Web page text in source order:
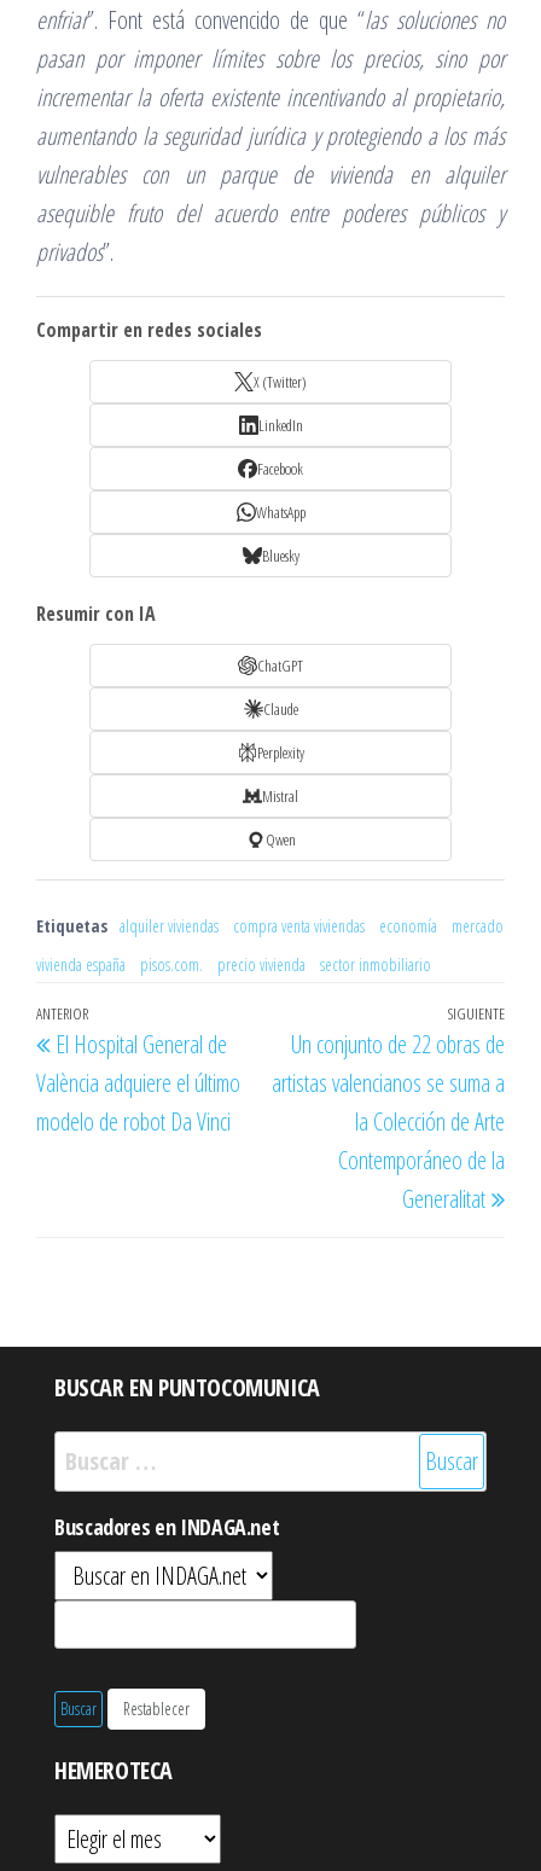
enfriar”. Font está convencido de que “las soluciones no
pasan por imponer límites sobre los precios, sino por
incrementar la oferta existente incentivando al propietario,
aumentando la seguridad jurídica y protegiendo a los más
vulnerables con un parque de vivienda en alquiler
asequible fruto del acuerdo entre poderes públicos y
privados”.
Compartir en redes sociales
X (Twitter)
LinkedIn
Facebook
WhatsApp
Bluesky
Resumir con IA
ChatGPT
Claude
Perplexity
Mistral
Qwen
Etiquetas alquiler viviendas compra venta viviendas economía
mercado
vivienda españa
pisos.com. precio vivienda sector inmobiliario
Navegación
de
entradas
Entrada
anterior
ANTERIOR
El Hospital General de
València adquiere el último
modelo de robot Da Vinci
SIGUIENTE
Un conjunto de 22 obras de
artistas valencianos se suma a
la Colección de Arte
Contemporáneo de la
Generalitat
BUSCAR EN PUNTOCOMUNICA
Buscar:
Buscadores en INDAGA.net
HEMEROTECA
Hemeroteca